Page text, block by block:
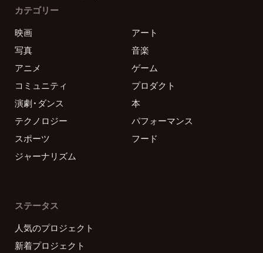
カテゴリー
映画
アート
写真
音楽
アニメ
ゲーム
コミュニティ
プロダクト
演劇・ダンス
本
テクノロジー
パフォーマンス
スポーツ
フード
ジャーナリズム
ステータス
人気のプロジェクト
新着プロジェクト